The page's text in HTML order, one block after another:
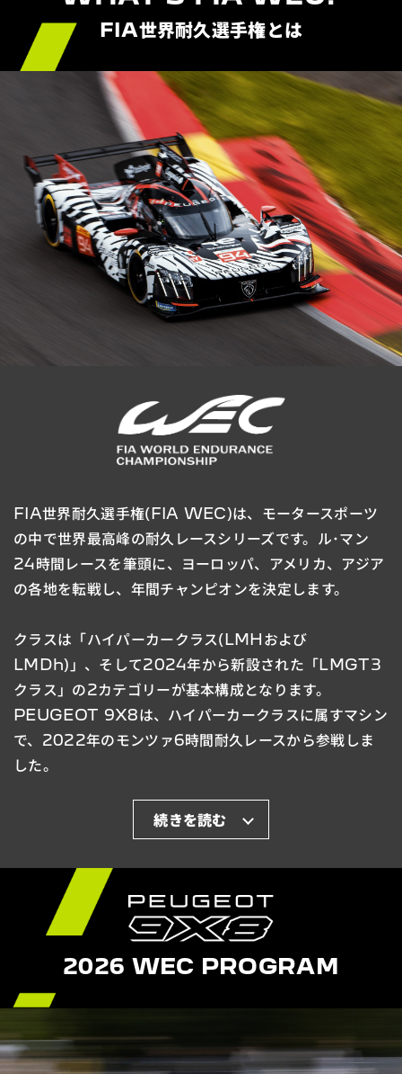
FIA世界耐久選手権とは
FIA世界耐久選手権(FIA WEC)は、モータースポーツ
の中で世界最高峰の耐久レースシリーズです。 ル･マン
24時間レースを筆頭に、ヨーロッパ、アメリカ、アジア
の各地を転戦し、年間チャンピオンを決定します。
クラスは「ハイパーカークラス(LMHおよび
LMDh)」、 そして2024年から新設された「LMGT3
クラス」の2カテゴリーが基本構成となります。
PEUGEOT 9X8は、ハイパーカークラスに属すマシン
で、2022年のモンツァ6時間耐久レースから参戦しま
した。
ハイパーカークラスは、エンジンの排気量や気筒数に大
きな制限はなく、ハイブリッドシステムの搭載も可能。
マシンは全長5,000mm以下、全幅2,000mm以下、
全高1,150mm以上、最低車重1,030kgといった技術
規定のもと設計されています。
富士6時間耐久レース
2026 WEC第6戦となる富士6時間耐久レースは、9月
25日(金)〜27日(日)に開催。
舞台となる富士スピードウ
ェイレーシングコースは全長4,563m、コーナー数は
16。特に世界でも有数の約1.5kmにおよぶメインスト
2026 WEC PROGRAM